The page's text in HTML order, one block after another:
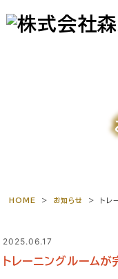
HOME > お知らせ > トレ
2025.06.17
トレーニングルーム